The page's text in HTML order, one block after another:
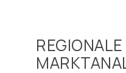
REGIONALE